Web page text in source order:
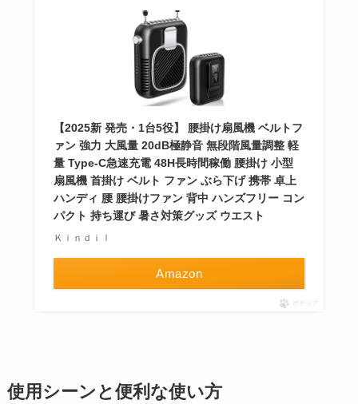
【2025新 発売・1台5役】 腰掛け扇風機 ベルトフ
ァン 強力 大風量 20dB極静音 無段階風量調整 軽
量 Type-C急速充電 48H長時間稼働 腰掛け 小型
扇風機 首掛け ベルト ファン ぶら下げ 携帯 卓上
ハンディ 腰 腰掛けファン 背中 ハンズフリー コン
パクト 持ち運び 暑さ対策グッズ ウエスト
Ｋｉｎｄｉｌ
Amazon
ポチップ
使用シーンと便利な使い方